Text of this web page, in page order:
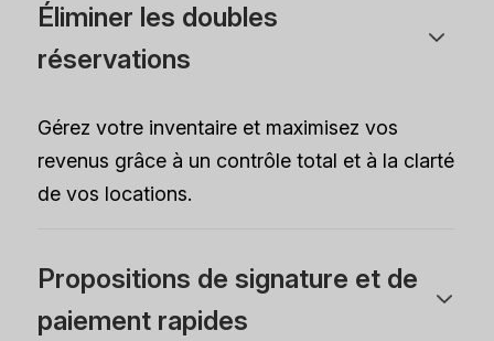
Éliminer les doubles
réservations
Gérez votre inventaire et maximisez vos
revenus grâce à un contrôle total et à la clarté
de vos locations.
Propositions de signature et de
paiement rapides